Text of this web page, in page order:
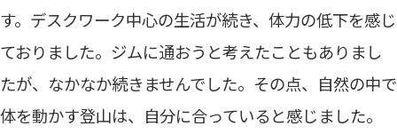
す。デスクワーク中心の生活が続き、体力の低下を感じ
ておりました。ジムに通おうと考えたこともありまし
たが、なかなか続きませんでした。その点、自然の中で
体を動かす登山は、自分に合っていると感じました。